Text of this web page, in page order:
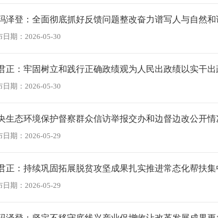
泽登：全面彻底抓好反馈问题整改奋力谱写人与自然
日期：2026-05-30
正：牢固树立和践行正确政绩观为人民出政绩以实干
日期：2026-05-30
生态环境保护督察群众信访举报交办和边督边改公开
日期：2026-05-29
正：持续巩固拓展脱贫攻坚成果扎实推进常态化帮扶
日期：2026-05-29